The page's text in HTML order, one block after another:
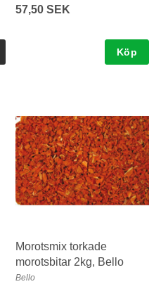
57,50 SEK
Köp
Morotsmix torkade
morotsbitar 2kg, Bello
Bello